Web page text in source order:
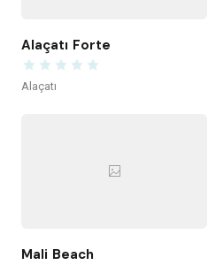
Alaçatı Forte
Alaçatı
Mali Beach